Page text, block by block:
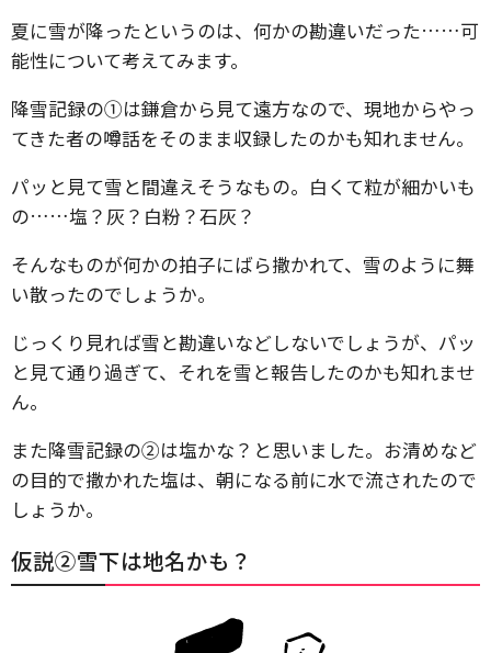
夏に雪が降ったというのは、何かの勘違いだった……可
能性について考えてみます。
降雪記録の①は鎌倉から見て遠方なので、現地からやっ
てきた者の噂話をそのまま収録したのかも知れません。
パッと見て雪と間違えそうなもの。白くて粒が細かいも
の……塩？灰？白粉？石灰？
そんなものが何かの拍子にばら撒かれて、雪のように舞
い散ったのでしょうか。
じっくり見れば雪と勘違いなどしないでしょうが、パッ
と見て通り過ぎて、それを雪と報告したのかも知れませ
ん。
また降雪記録の②は塩かな？と思いました。お清めなど
の目的で撒かれた塩は、朝になる前に水で流されたので
しょうか。
仮説②雪下は地名かも？